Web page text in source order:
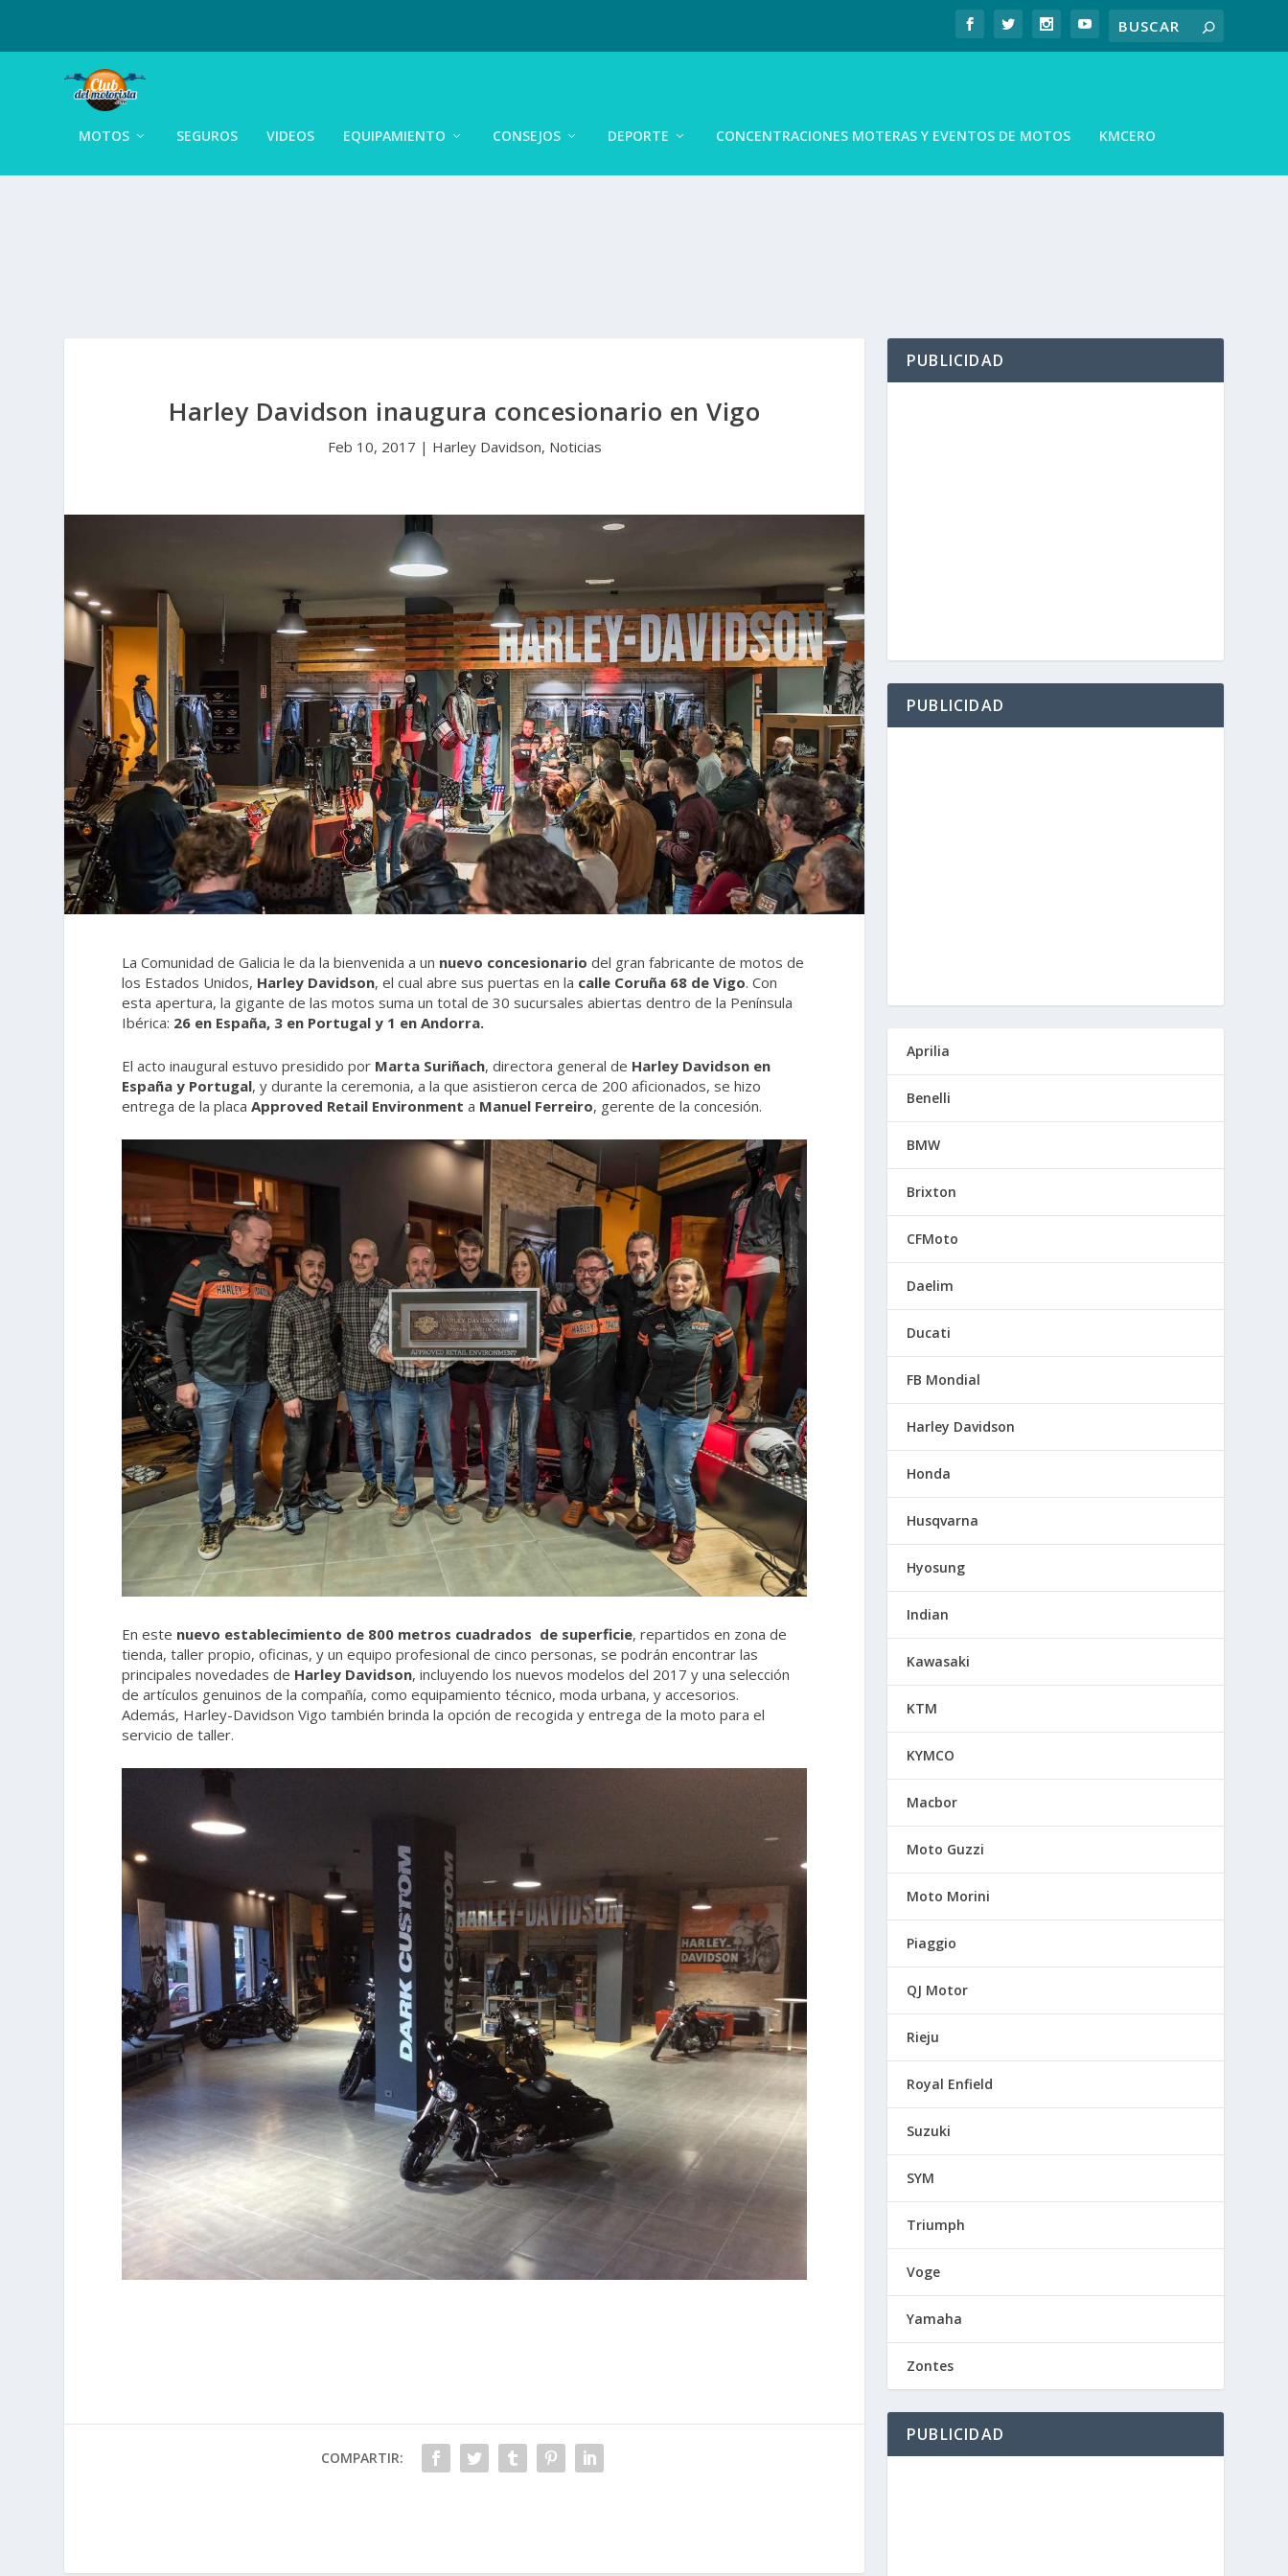
MOTOS SEGUROS VIDEOS EQUIPAMIENTO CONSEJOS DEPORTE CONCENTRACIONES MOTERAS Y EVENTOS DE MOTOS KMCERO
Harley Davidson inaugura concesionario en Vigo
Feb 10, 2017 | Harley Davidson, Noticias
La Comunidad de Galicia le da la bienvenida a un nuevo concesionario del gran fabricante de motos de
los Estados Unidos, Harley Davidson, el cual abre sus puertas en la calle Coruña 68 de Vigo. Con
esta apertura, la gigante de las motos suma un total de 30 sucursales abiertas dentro de la Península
Ibérica: 26 en España, 3 en Portugal y 1 en Andorra.
El acto inaugural estuvo presidido por Marta Suriñach, directora general de Harley Davidson en
España y Portugal, y durante la ceremonia, a la que asistieron cerca de 200 aficionados, se hizo
entrega de la placaApproved Retail Environment a Manuel Ferreiro, gerente de la concesión.
En este nuevo establecimiento de 800 metros cuadrados de superficie, repartidos en zona de
tienda, taller propio, oficinas, y un equipo profesional de cinco personas, se podrán encontrar las
principales novedades de Harley Davidson, incluyendo los nuevos modelos del 2017 y una selección
de artículos genuinos de la compañía, como equipamiento técnico, moda urbana, y accesorios.
Además, Harley-Davidson Vigo también brinda la opción de recogida y entrega de la moto para el
servicio de taller.
COMPARTIR:
PUBLICIDAD
PUBLICIDAD
Aprilia
Benelli
BMW
Brixton
CFMoto
Daelim
Ducati
FB Mondial
Harley Davidson
Honda
Husqvarna
Hyosung
Indian
Kawasaki
KTM
KYMCO
Macbor
Moto Guzzi
Moto Morini
Piaggio
QJ Motor
Rieju
Royal Enfield
Suzuki
SYM
Triumph
Voge
Yamaha
Zontes
PUBLICIDAD